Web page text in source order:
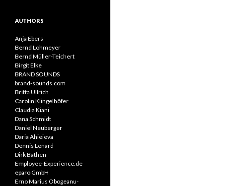
AUTHORS
Anja Ebers
Bernd Lohmeyer
Bernd Müller-Teichert
Birgit Elke
BRAND SOUNDS
brand-sounds.com
Britta Ullrich
Carolin Klingelhöfer
Claudia Kiani
Dana Schmidt
Daniel Neuberger
Daria Ahieieva
Dennis Lenard
Dirk Bathen
Employee-Experience.de
eparo GmbH
Erno Marius Obogeanu-